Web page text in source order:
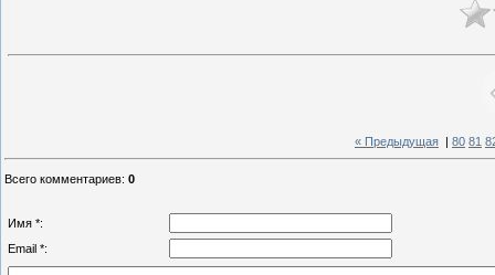
« Предыдущая 80 81
Всего комментариев: 0
Имя *:
Email *: